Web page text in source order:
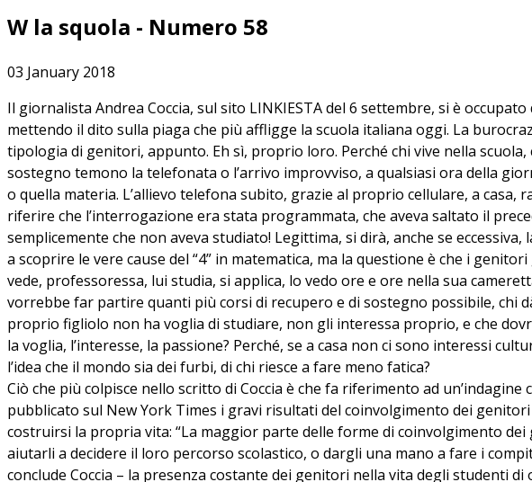
W la squola - Numero 58
03 January 2018
Il giornalista Andrea Coccia, sul sito LINKIESTA del 6 settembre, si è
mettendo il dito sulla piaga che più affligge la scuola italiana oggi. La
tipologia di genitori, appunto. Eh sì, proprio loro. Perché chi vive nella
sostegno temono la telefonata o l’arrivo improvviso, a qualsiasi ora della
o quella materia. L’allievo telefona subito, grazie al proprio cellulare, a
riferire che l’interrogazione era stata programmata, che aveva saltato il
semplicemente che non aveva studiato! Legittima, si dirà, anche se
a scoprire le vere cause del “4” in matematica, ma la questione è che i
vede, professoressa, lui studia, si applica, lo vedo ore e ore nella sua
vorrebbe far partire quanti più corsi di recupero e di sostegno possibile, chi
proprio figliolo non ha voglia di studiare, non gli interessa proprio, e che
la voglia, l’interesse, la passione? Perché, se a casa non ci sono interessi
l’idea che il mondo sia dei furbi, di chi riesce a fare meno fatica?
Ciò che più colpisce nello scritto di Coccia è che fa riferimento ad
pubblicato sul New York Times i gravi risultati del coinvolgimento dei
costruirsi la propria vita: “La maggior parte delle forme di coinvolgimento
aiutarli a decidere il loro percorso scolastico, o dargli una mano a fare i
conclude Coccia – la presenza costante dei genitori nella vita degli studenti